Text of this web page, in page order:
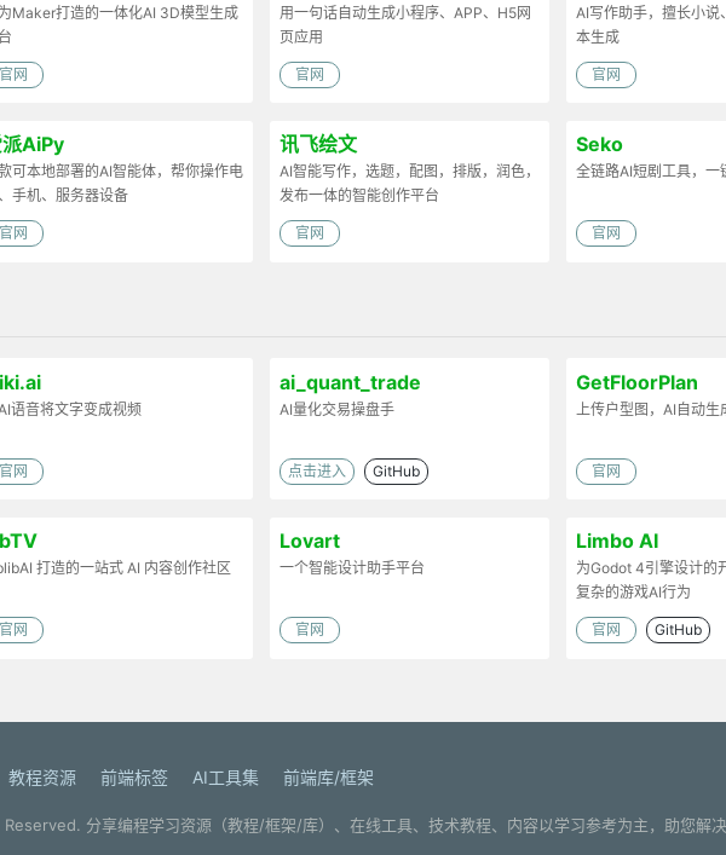
Maker打造的一体化AI 3D模型生成
官网
用一句话自动生成小程序、APP、H5网
页应用
官网
AI写作助手，擅长小说
本生成
官网
AiPy
可本地部署的AI智能体，帮你操作电
手机、服务器设备
官网
讯飞绘文
AI智能写作，选题，配图，排版，润色，
发布一体的智能创作平台
官网
Seko
全链路AI短剧工具，一
官网
语音将文字变成视频
官网
ai_quant_trade
AI量化交易操盘手
点击进入 GitHub
GetFloorPlan
上传户型图，AI自动
官网
打造的一站式 AI 内容创作社区
官网
Lovart
一个智能设计助手平台
官网
Limbo AI
为Godot 4引擎设计的
复杂的游戏AI行为
官网 GitHub
教程资源 前端标签 AI工具集 前端库/框架
分享编程学习资源（教程/框架/库）、在线工具、技术教程、内容以学习参考为主，助您解